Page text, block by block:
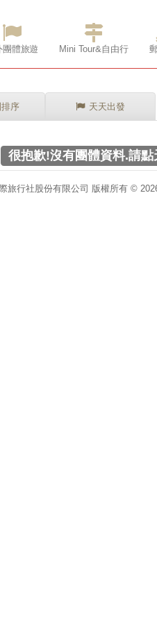
團體旅遊 Mini Tour&自由行
序 天天出發
很抱歉!沒有團體資料.請
旅行社股份有限公司 版權所有 ©